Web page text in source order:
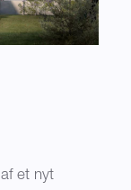
et nyt